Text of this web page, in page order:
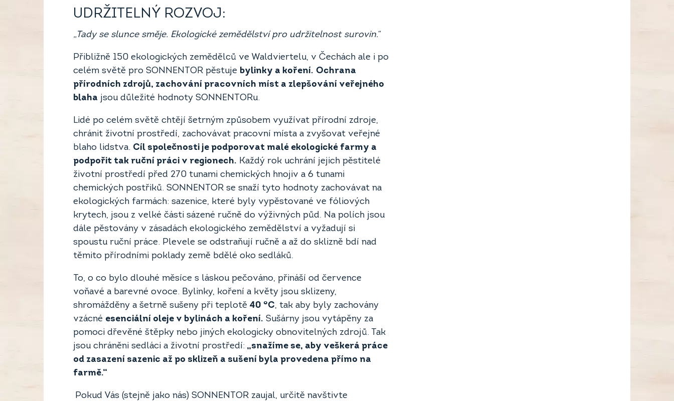
UDRŽITELNÝ ROZVOJ:
„Tady se slunce směje. Ekologické zemědělství pro udržitelnost surovin.“
Přibližně 150 ekologických zemědělců ve Waldviertelu, v Čechách ale i po
celém světě pro SONNENTOR pěstuje bylinky a koření. Ochrana
přírodních zdrojů, zachování pracovních míst a zlepšování veřejného
blaha jsou důležité hodnoty SONNENTORu.
Lidé po celém světě chtějí šetrným způsobem využívat přírodní zdroje,
chránit životní prostředí, zachovávat pracovní místa a zvyšovat veřejné
blaho lidstva. Cíl společnosti je podporovat malé ekologické farmy a
podpořit tak ruční práci v regionech. Každý rok uchrání jejich pěstitelé
životní prostředí před 270 tunami chemických hnojiv a 6 tunami
chemických postřiků. SONNENTOR se snaží tyto hodnoty zachovávat na
ekologických farmách: sazenice, které byly vypěstované ve fóliových
krytech, jsou z velké části sázené ručně do výživných půd. Na polích jsou
dále pěstovány v zásadách ekologického zemědělství a vyžadují si
spoustu ruční práce. Plevele se odstraňují ručně a až do sklizně bdí nad
těmito přírodními poklady země bdělé oko sedláků.
To, o co bylo dlouhé měsíce s láskou pečováno, přináší od července
voňavé a barevné ovoce. Bylinky, koření a květy jsou sklizeny,
shromážděny a šetrně sušeny při teplotě 40 °C, tak aby byly zachovány
vzácné esenciální oleje v bylinách a koření. Sušárny jsou vytápěny za
pomoci dřevěné štěpky nebo jiných ekologicky obnovitelných zdrojů. Tak
jsou chráněni sedláci a životní prostředí: „snažíme se, aby veškerá práce
od zasazení sazenic až po sklizeň a sušení byla provedena přímo na
farmě.“
Pokud Vás (stejně jako nás) SONNENTOR zaujal, určitě navštivte